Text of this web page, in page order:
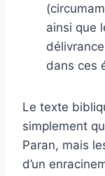
ainsi que
dans ces
Le texte
simplement
Paran, mais
d’un